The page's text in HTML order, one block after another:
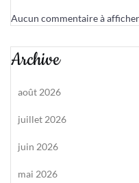
Aucun commentaire à
Archive
août 2026
juillet 2026
juin 2026
mai 2026